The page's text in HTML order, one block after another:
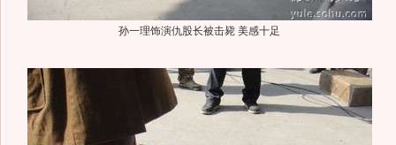
孙一理饰演仇股长被击毙 美感十足